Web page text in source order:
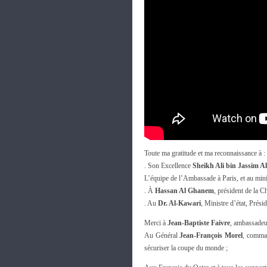
Toute ma gratitude et ma reconnaissance à :
. Son Excellence Sheikh Ali bin Jassim
L’équipe de l’Ambassade à Paris, et au
. À Hassan Al Ghanem, président de la
. Au Dr. Al-Kawari, Ministre d’état,
Merci à Jean-Baptiste Faivre,
Au GénéralJean-François Morel,
sécuriser la coupe du monde ;